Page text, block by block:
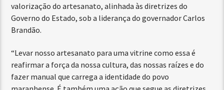
valorização do artesanato, alinhada às diretrizes do
Governo do Estado, sob a liderança do governador Carlos
Brandão.
“Levar nosso artesanato para uma vitrine como essa é
reafirmar a força da nossa cultura, das nossas raízes e do
fazer manual que carrega a identidade do povo